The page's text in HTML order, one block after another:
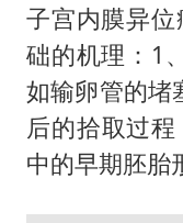
子宫内膜异
础的机理：1
如输卵管的堵
后的拾取过
中的早期胚胎